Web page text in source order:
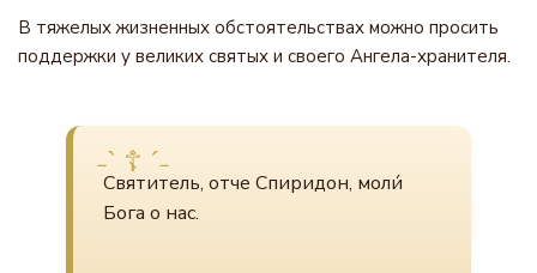
В тяжелых жизненных обстоятельствах можно просить
поддержки у великих святых и своего Ангела-хранителя.
Святитель, отче Спиридон, моли́
Бога о нас.